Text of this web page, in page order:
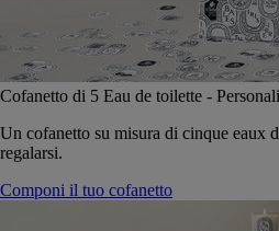
Cofanetto di 5 Eau de toilette -
Un cofanetto su misura di cinque eaux
regalarsi.
Componi il tuo cofanetto